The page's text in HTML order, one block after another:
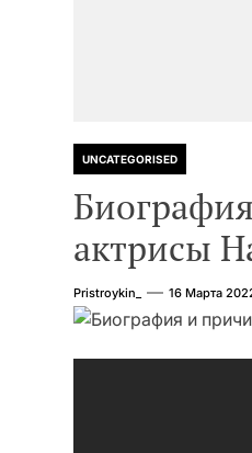
UNCATEGORISED
актрисы
Pristroykin_ 16 Марта